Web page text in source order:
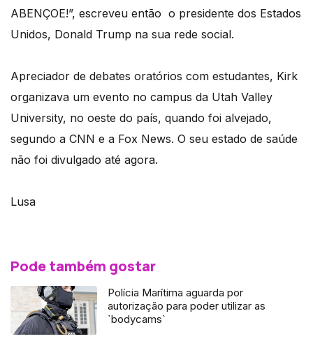
ABENÇOE!”, escreveu então o presidente dos Estados
Unidos, Donald Trump na sua rede social.
Apreciador de debates oratórios com estudantes, Kirk
organizava um evento no campus da Utah Valley
University, no oeste do país, quando foi alvejado,
segundo a CNN e a Fox News. O seu estado de saúde
não foi divulgado até agora.
Lusa
Pode também gostar
Polícia Marítima aguarda por
autorização para poder utilizar as
`bodycams`